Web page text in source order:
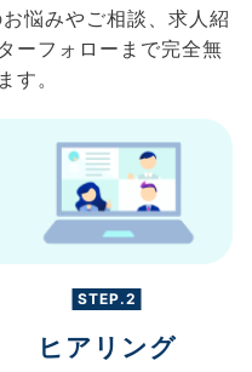
悩みやご相談、求人紹
ーフォローまで完全無
す。
STEP.2
ヒアリング